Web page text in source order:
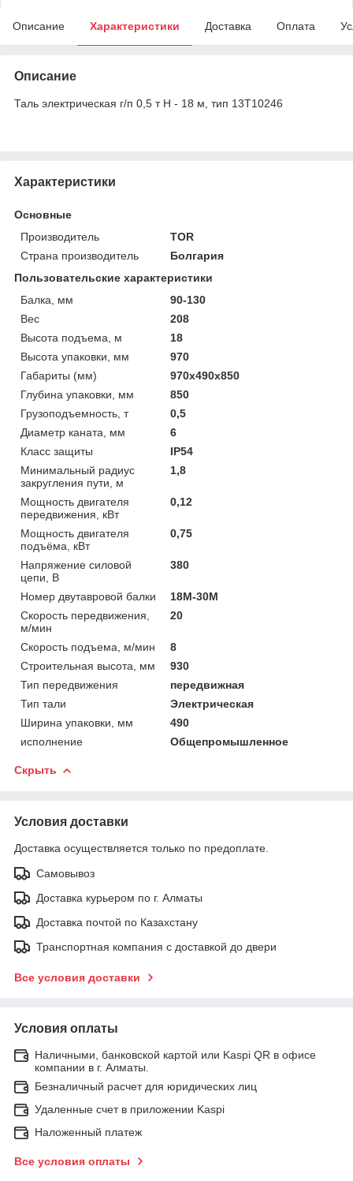
Описание Характеристики Доставка Оплата
Описание
Таль электрическая г/п 0,5 т Н - 18 м, тип 13Т10246
Характеристики
Основные
Производитель
TOR
Страна производитель
Болгария
Пользовательские характеристики
Балка, мм
90-130
Вес
208
Высота подъема, м
18
Высота упаковки, мм
970
Габариты (мм)
970х490х850
Глубина упаковки, мм
850
Грузоподъемность, т
0,5
Диаметр каната, мм
6
Класс защиты
IP54
Минимальный радиус
закругления пути, м
1,8
Мощность двигателя
передвижения, кВт
0,12
Мощность двигателя
подъёма, кВт
0,75
Напряжение силовой
цепи, В
380
Номер двутавровой балки
18М-30М
Скорость передвижения,
м/мин
20
Скорость подъема, м/мин
8
Строительная высота, мм
930
Тип передвижения
передвижная
Тип тали
Электрическая
Ширина упаковки, мм
490
исполнение
Общепромышленное
Скрыть
Условия доставки
Доставка осуществляется только по предоплате.
Самовывоз
Доставка курьером по г. Алматы
Доставка почтой по Казахстану
Транспортная компания с доставкой до двери
Все условия доставки
Условия оплаты
Наличными, банковской картой или Kaspi QR в офисе
компании в г. Алматы.
Безналичный расчет для юридических лиц
Удаленные счет в приложении Kaspi
Наложенный платеж
Все условия оплаты